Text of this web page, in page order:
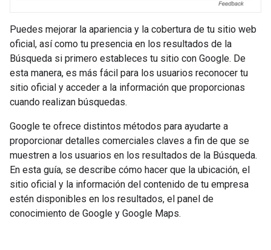
Puedes mejorar la apariencia y la cobertura de tu sitio web
oficial, así como tu presencia en los resultados de la
Búsqueda si primero estableces tu sitio con Google. De
esta manera, es más fácil para los usuarios reconocer tu
sitio oficial y acceder a la información que proporcionas
cuando realizan búsquedas.
Google te ofrece distintos métodos para ayudarte a
proporcionar detalles comerciales claves a fin de que se
muestren a los usuarios en los resultados de la Búsqueda.
En esta guía, se describe cómo hacer que la ubicación, el
sitio oficial y la información del contenido de tu empresa
estén disponibles en los resultados, el panel de
conocimiento de Google y Google Maps.